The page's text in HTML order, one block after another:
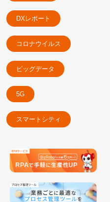
DXレポート
コロナウイルス
ビッグデータ
5G
スマートシティ